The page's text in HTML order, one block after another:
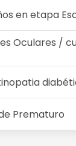
en etapa
Oculares /
Prematuro